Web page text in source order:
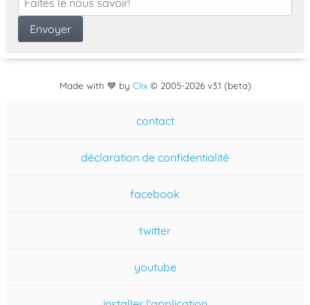
Made with 💙 by Clix© 2005-2026 v3.1 (beta)
contact
déclaration de confidentialité
facebook
twitter
youtube